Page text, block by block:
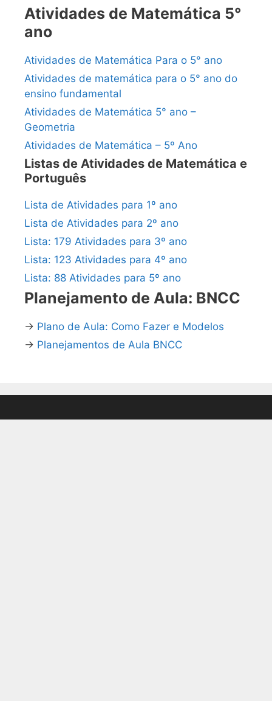
Atividades de Matemática 5°
ano
Atividades de Matemática Para o 5° ano
Atividades de matemática para o 5° ano do
ensino fundamental
Atividades de Matemática 5° ano –
Geometria
Atividades de Matemática – 5º Ano
Listas de Atividades de Matemática e
Português
Lista de Atividades para 1º ano
Lista de Atividades para 2º ano
Lista: 179 Atividades para 3º ano
Lista: 123 Atividades para 4º ano
Lista: 88 Atividades para 5º ano
Planejamento de Aula: BNCC
→ Plano de Aula: Como Fazer e Modelos
→ Planejamentos de Aula BNCC